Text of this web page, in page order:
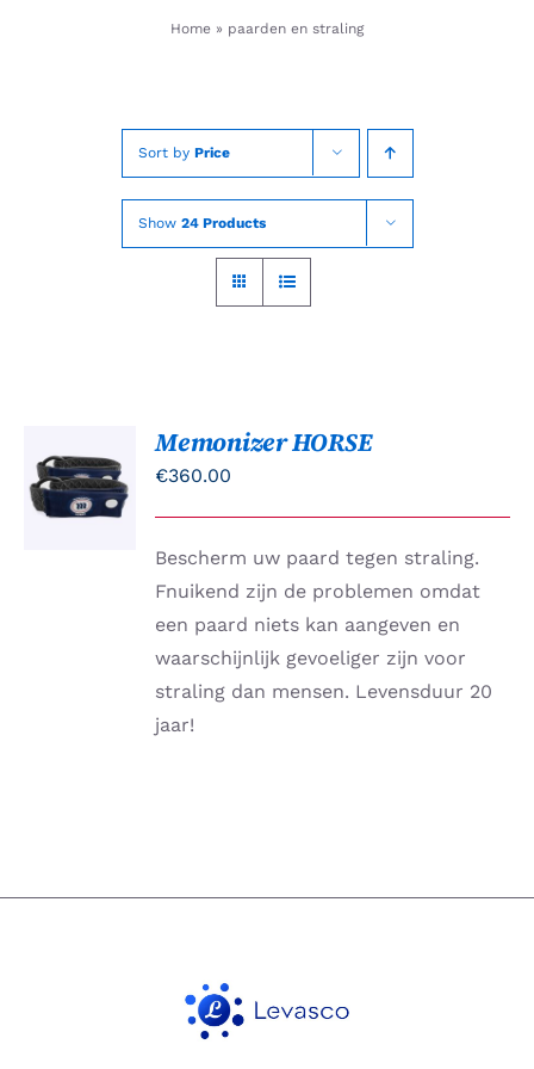
Home » paarden en straling
Sort by Price
Show 24 Products
AAN
WINKELWAGEN
/
Memonizer HORSE
€360.00
Bescherm uw paard tegen straling.
Fnuikend zijn de problemen omdat
een paard niets kan aangeven en
waarschijnlijk gevoeliger zijn voor
straling dan mensen. Levensduur 20
jaar!